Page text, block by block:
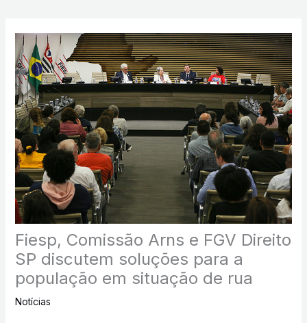
Fiesp, Comissão Arns e FGV Direito
SP discutem soluções para a
população em situação de rua
Notícias